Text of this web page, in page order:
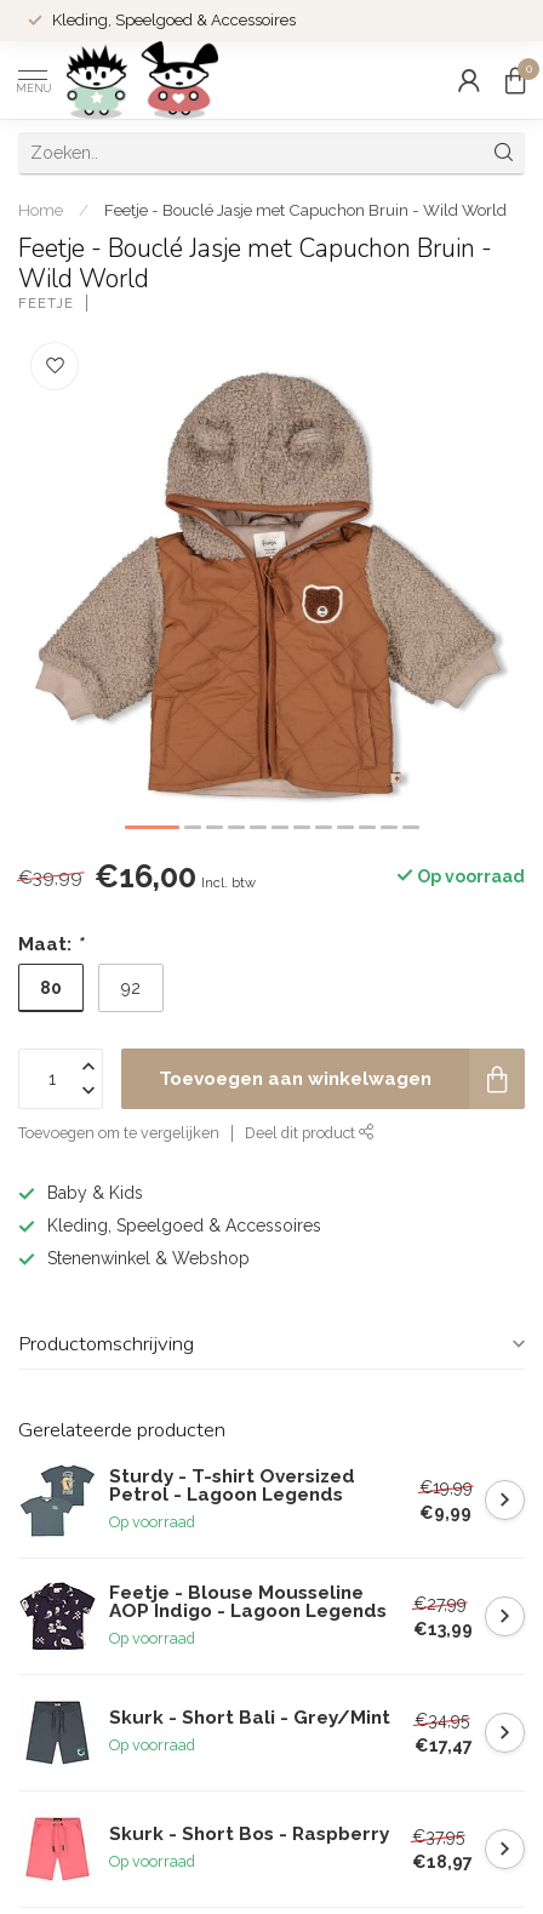
Kleding, Speelgoed & Accessoires
MENU
0
Home / Feetje - Bouclé Jasje met Capuchon Bruin - Wild World
Feetje - Bouclé Jasje met Capuchon Bruin -
Wild World
FEETJE
€39,99 €16,00 Incl. btw Op voorraad
Maat: *
80 92
Toevoegen aan winkelwagen
Toevoegen om te vergelijken Deel dit product
Baby & Kids
Kleding, Speelgoed & Accessoires
Stenenwinkel & Webshop
Productomschrijving
Gerelateerde producten
Sturdy - T-shirt Oversized
Petrol - Lagoon Legends
Op voorraad
€19,99
€9,99
Feetje - Blouse Mousseline
AOP Indigo - Lagoon Legends
Op voorraad
€27,99
€13,99
Skurk - Short Bali - Grey/Mint
Op voorraad
€34,95
€17,47
Skurk - Short Bos - Raspberry
Op voorraad
€37,95
€18,97